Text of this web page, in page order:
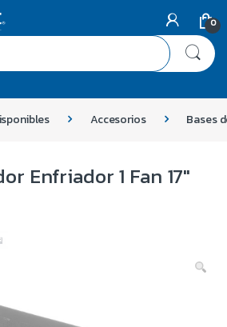
0
Accesorios Bases
Enfriador 1 Fan 17″